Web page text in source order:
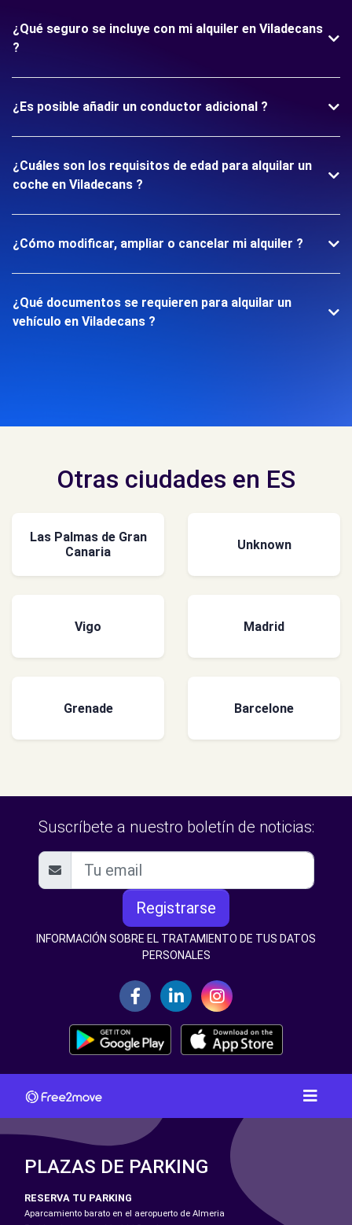
¿Qué seguro se incluye con mi alquiler en Viladecans
?
¿Es posible añadir un conductor adicional ?
¿Cuáles son los requisitos de edad para alquilar un
coche en Viladecans ?
¿Cómo modificar, ampliar o cancelar mi alquiler ?
¿Qué documentos se requieren para alquilar un
vehículo en Viladecans ?
Otras ciudades en ES
Las Palmas de Gran
Canaria
Unknown
Vigo Madrid
Grenade Barcelone
Suscríbete a nuestro boletín de noticias:
Registrarse
INFORMACIÓN SOBRE EL TRATAMIENTO DE TUS DATOS
PERSONALES
PLAZAS DE PARKING
RESERVA TU PARKING
Aparcamiento barato en el aeropuerto de Almeria